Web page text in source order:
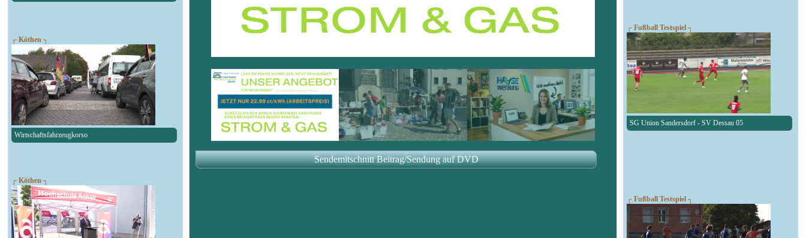
┌ Köthen ┐
Wirtschaftsfahrzeugkorso
┌ Köthen ┐
Sendemitschnitt Beitrag/Sendung auf DVD
┌ Fußball Testspiel ┐
SG Union Sandersdorf - SV Dessau 05
┌ Fußball Testspiel ┐